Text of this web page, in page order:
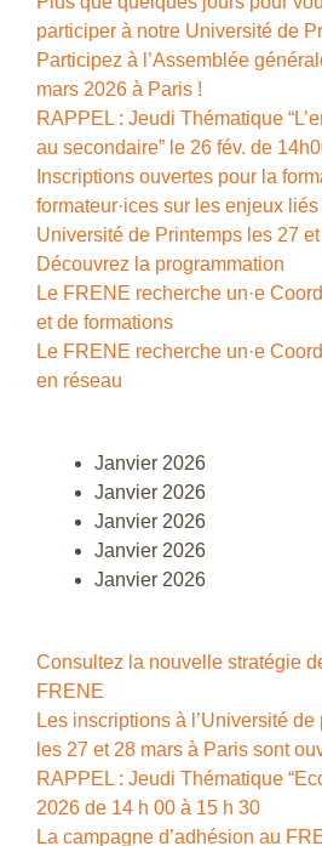
participer à notre Université de
Participez à l’Assemblée
mars 2026 à Paris !
RAPPEL : Jeudi Thématique
au secondaire” le 26 fév. de
Inscriptions ouvertes pour la
formateur·ices sur les enjeux liés
Université de Printemps les 27
Découvrez la programmation
Le FRENE recherche un·e
et de formations
Le FRENE recherche un·e
en réseau
Janvier 2026
Janvier 2026
Janvier 2026
Janvier 2026
Janvier 2026
Consultez la nouvelle stratégie
FRENE
Les inscriptions à l’Université
les 27 et 28 mars à Paris sont
RAPPEL : Jeudi Thématique
2026 de 14 h 00 à 15 h 30
La campagne d’adhésion au